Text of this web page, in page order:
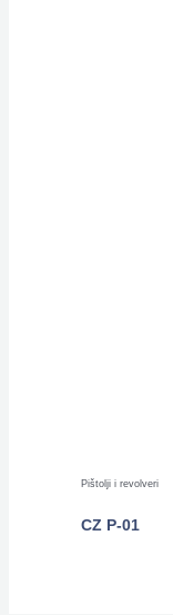
Pištolji i revolveri
CZ P-01